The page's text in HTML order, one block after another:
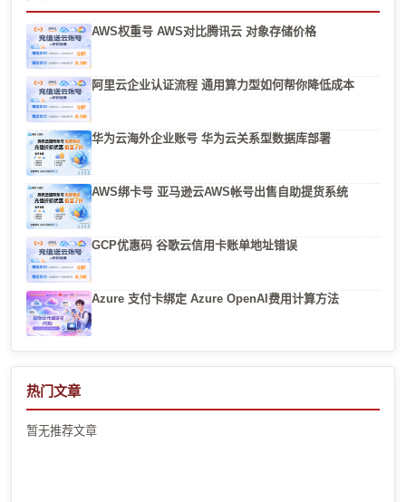
AWS权重号 AWS对比腾讯云 对象存储价格
阿里云企业认证流程 通用算力型如何帮你降低成本
华为云海外企业账号 华为云关系型数据库部署
AWS绑卡号 亚马逊云AWS帐号出售自助提货系统
GCP优惠码 谷歌云信用卡账单地址错误
Azure 支付卡绑定 Azure OpenAI费用计算方法
热门文章
暂无推荐文章